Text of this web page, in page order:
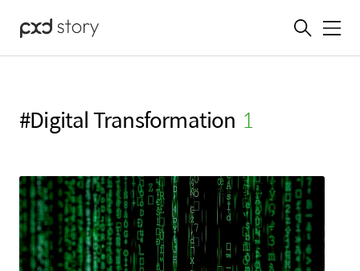
메뉴
#Digital Transformation (1)